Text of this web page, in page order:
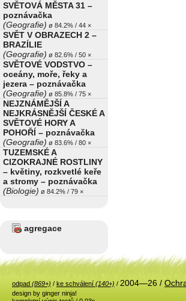
SVĚTOVÁ MĚSTA 31 –
poznávačka
(Geografie) ø 84.2% / 44 ×
SVĚT V OBRAZECH 2 –
BRAZÍLIE
(Geografie) ø 82.6% / 50 ×
SVĚTOVÉ VODSTVO –
oceány, moře, řeky a
jezera – poznávačka
(Geografie) ø 85.8% / 75 ×
NEJZNÁMĚJŠÍ A
NEJKRÁSNĚJŠÍ ČESKÉ A
SVĚTOVÉ HORY A
POHOŘÍ – poznávačka
(Geografie) ø 83.6% / 80 ×
TUZEMSKÉ A
CIZOKRAJNÉ ROSTLINY
– květiny, rozkvetlé keře
a stromy – poznávačka
(Biologie) ø 84.2% / 79 ×
agregace
odpad (869+) / ke schválení (140+) / 2004—26 /
design by ginger ninja!